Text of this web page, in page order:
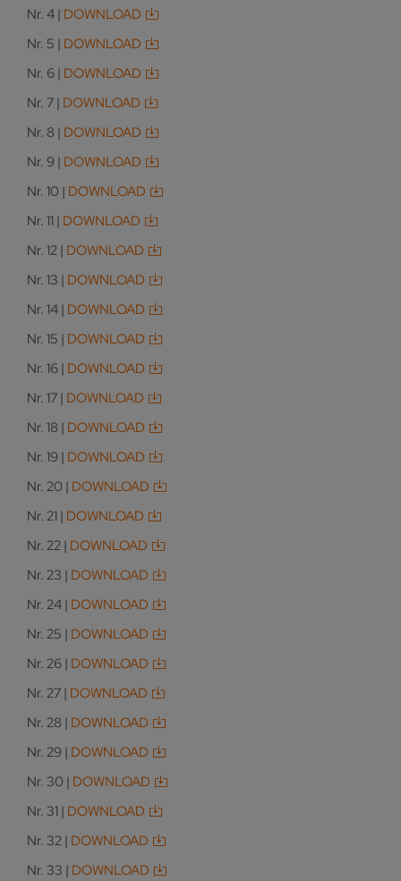
Nr. 4 | DOWNLOAD
Nr. 5 | DOWNLOAD
Nr. 6 | DOWNLOAD
Nr. 7 | DOWNLOAD
Nr. 8 | DOWNLOAD
Nr. 9 | DOWNLOAD
Nr. 10 | DOWNLOAD
Nr. 11 | DOWNLOAD
Nr. 12 | DOWNLOAD
Nr. 13 | DOWNLOAD
Nr. 14 | DOWNLOAD
Nr. 15 | DOWNLOAD
Nr. 16 | DOWNLOAD
Nr. 17 | DOWNLOAD
Nr. 18 | DOWNLOAD
Nr. 19 | DOWNLOAD
Nr. 20 | DOWNLOAD
Nr. 21 | DOWNLOAD
Nr. 22 | DOWNLOAD
Nr. 23 | DOWNLOAD
Nr. 24 | DOWNLOAD
Nr. 25 | DOWNLOAD
Nr. 26 | DOWNLOAD
Nr. 27 | DOWNLOAD
Nr. 28 | DOWNLOAD
Nr. 29 | DOWNLOAD
Nr. 30 | DOWNLOAD
Nr. 31 | DOWNLOAD
Nr. 32 | DOWNLOAD
Nr. 33 | DOWNLOAD